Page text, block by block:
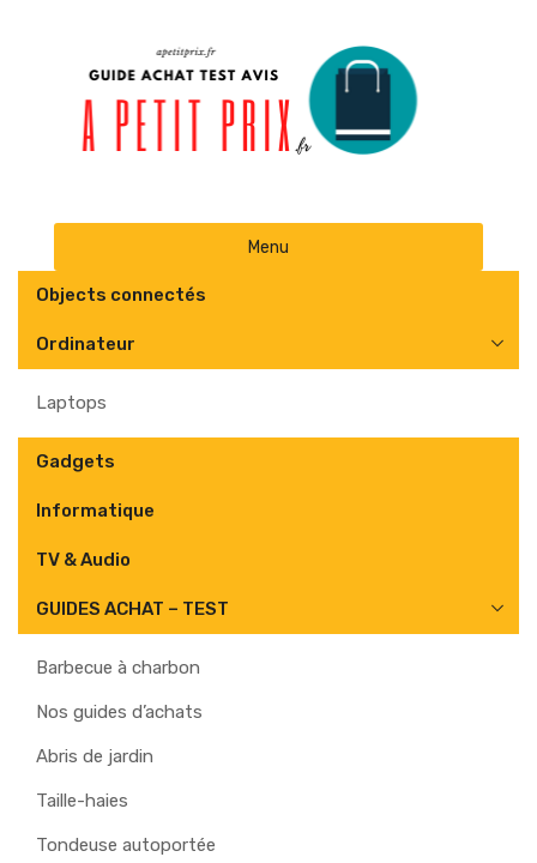
content
Menu
Objects connectés
Ordinateur
Laptops
Gadgets
Informatique
TV & Audio
GUIDES ACHAT – TEST
Barbecue à charbon
Nos guides d’achats
Abris de jardin
Taille-haies
Tondeuse autoportée